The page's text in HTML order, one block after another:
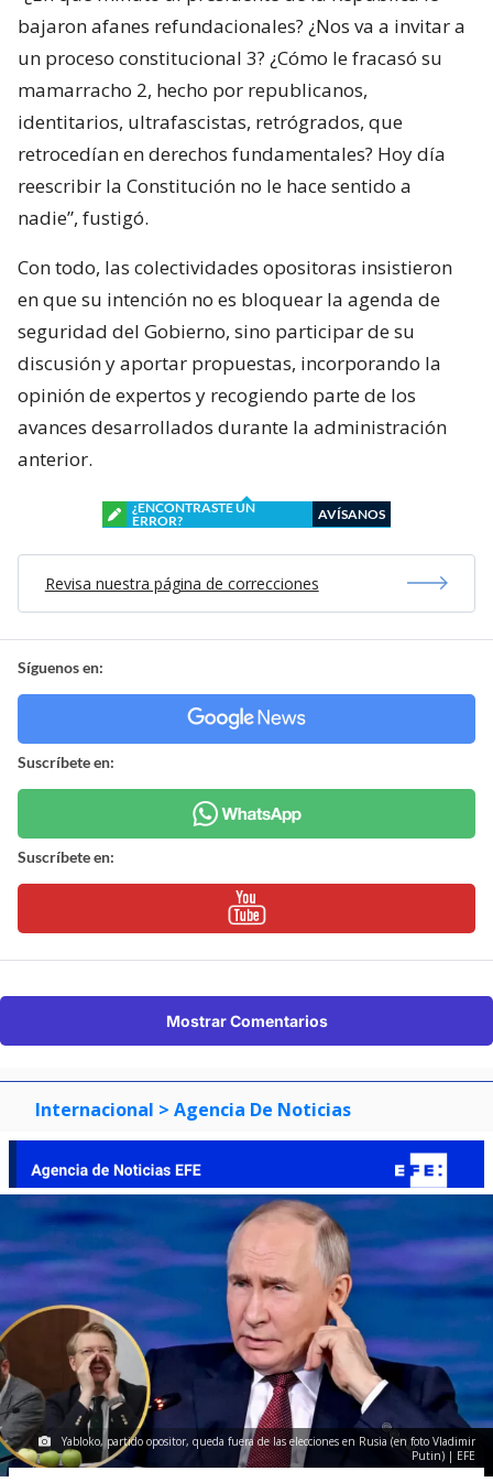
bajaron afanes refundacionales? ¿Nos va a invitar a
un proceso constitucional 3? ¿Cómo le fracasó su
mamarracho 2, hecho por republicanos,
identitarios, ultrafascistas, retrógrados, que
retrocedían en derechos fundamentales? Hoy día
reescribir la Constitución no le hace sentido a
nadie”, fustigó.
Con todo, las colectividades opositoras insistieron
en que su intención no es bloquear la agenda de
seguridad del Gobierno, sino participar de su
discusión y aportar propuestas, incorporando la
opinión de expertos y recogiendo parte de los
avances desarrollados durante la administración
anterior.
¿ENCONTRASTE UN
ERROR?
AVÍSANOS
Revisa nuestra página de correcciones
Síguenos en:
Suscríbete en:
Suscríbete en:
Mostrar Comentarios
Internacional > Agencia De Noticias
Yabloko, partido opositor, queda fuera de las elecciones en Rusia (en foto Vladimir
Putin) | EFE